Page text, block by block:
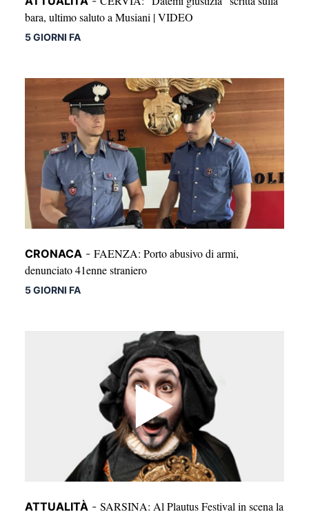
bara, ultimo saluto a Musiani | VIDEO
5 GIORNI FA
CRONACA - FAENZA: Porto abusivo di armi,
denunciato 41enne straniero
5 GIORNI FA
ATTUALITÀ - SARSINA: Al Plautus Festival in scena la